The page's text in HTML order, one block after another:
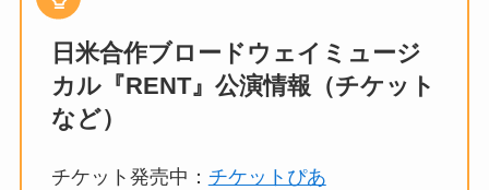
日米合作ブロードウェイミュージ
カル『RENT』公演情報（チケット
など）
チケット発売中： チケットぴあ